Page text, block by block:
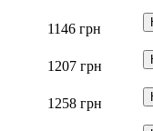
1146 грн
1207 грн
1258 грн